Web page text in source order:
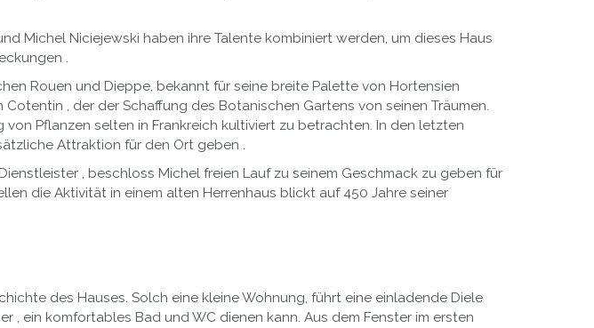
Michel Niciejewski haben ihre Talente kombiniert werden, um dieses Haus
.
Rouen und Dieppe, bekannt für seine breite Palette von Hortensien
, der der Schaffung des Botanischen Gartens von seinen Träumen.
von Pflanzen selten in Frankreich kultiviert zu betrachten. In den letzten
Attraktion für den Ort geben .
, beschloss Michel freien Lauf zu seinem Geschmack zu geben für
die Aktivität in einem alten Herrenhaus blickt auf 450 Jahre seiner
des Hauses. Solch eine kleine Wohnung, führt eine einladende Diele
, ein komfortables Bad und WC dienen kann. Aus dem Fenster im ersten